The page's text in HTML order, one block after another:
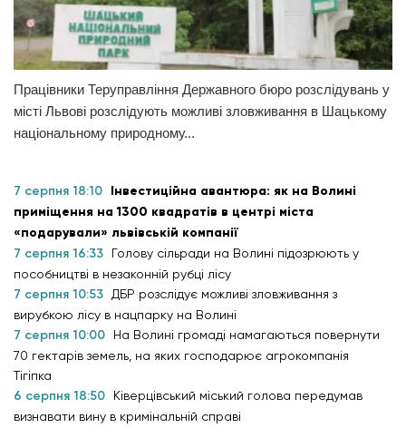
Працівники Теруправління Державного бюро розслідувань у
місті Львові розслідують можливі зловживання в Шацькому
національному природному...
7 серпня 18:10 Інвестиційна авантюра: як на Волині
приміщення на 1300 квадратів в центрі міста
«подарували» львівській компанії
7 серпня 16:33
Голову сільради на Волині підозрюють у
пособництві в незаконній рубці лісу
7 серпня 10:53 ДБР розслідує можливі зловживання з
вирубкою лісу в нацпарку на Волині
7 серпня 10:00
На Волині громаді намагаються повернути
70 гектарів земель, на яких господарює агрокомпанія
Тігіпка
6 серпня 18:50
Ківерцівський міський голова передумав
визнавати вину в кримінальній справі